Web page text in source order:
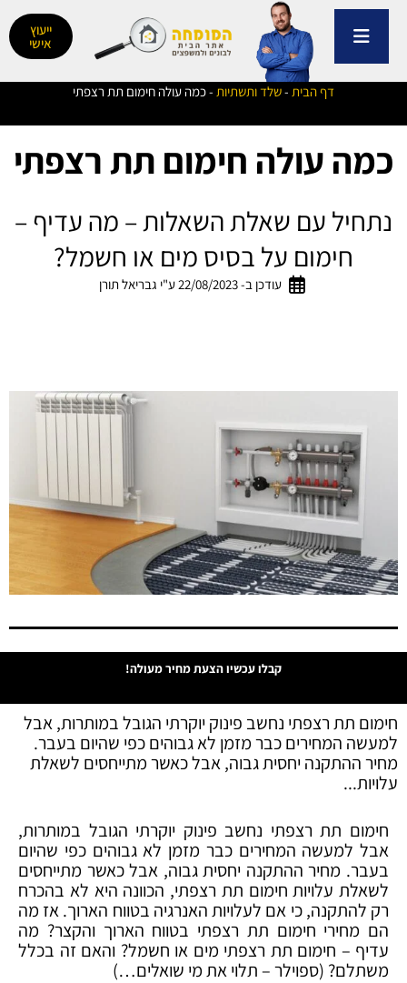
דילוג
ייעוץ
אישי
דף הבית -שלד ותשתיות -כמה עולה חימום תת רצפתי
כמה עולה חימום תת רצפתי
נתחיל עם שאלת השאלות – מה עדיף –
חימום על בסיס מים או חשמל?
עודכן ב- 22/08/2023 ע"י גבריאל תורן
קבלו עכשיו הצעת מחיר מעולה!
חימום תת רצפתי נחשב פינוק יוקרתי הגובל במותרות, אבל
למעשה המחירים כבר מזמן לא גבוהים כפי שהיום בעבר.
מחיר ההתקנה יחסית גבוה, אבל כאשר מתייחסים לשאלת
עלויות...
חימום תת רצפתי נחשב פינוק יוקרתי הגובל במותרות,
אבל למעשה המחירים כבר מזמן לא גבוהים כפי שהיום
בעבר. מחיר ההתקנה יחסית גבוה, אבל כאשר מתייחסים
לשאלת עלויות חימום תת רצפתי, הכוונה היא לא בהכרח
רק להתקנה, כי אם לעלויות האנרגיה בטווח הארוך. אז מה
הם מחירי חימום תת רצפתי בטווח הארוך והקצר? מה
עדיף – חימום תת רצפתי מים או חשמל? והאם זה בכלל
משתלם? (ספוילר – תלוי את מי שואלים…)